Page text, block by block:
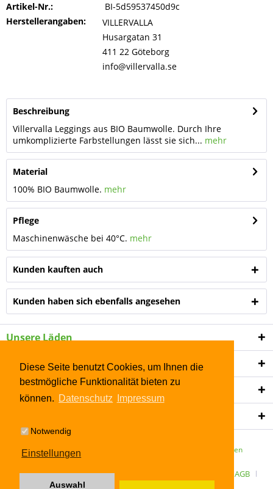
Diese Seite benutzt Cookies, um Ihnen die
bestmögliche Funktionalität bieten zu
können. Datenschutz Impressum
Notwendig
Einstellungen
Auswahl
Artikel-Nr.:
BI-5d59537450d9c
Herstellerangaben:
VILLERVALLA
Husargatan 31
411 22 Göteborg
info@villervalla.se
Beschreibung
Villervalla Leggings aus BIO Baumwolle. Durch Ihre
umkomplizierte Farbstellungen lässt sie sich... mehr
Material
100% BIO Baumwolle. mehr
Pflege
Maschinenwäsche bei 40°C. mehr
Kunden kauften auch
Kunden haben sich ebenfalls angesehen
Unsere Läden
Shop Service
Informationen
* Alle Preise inkl. gesetzl. Mehrwertsteuer zzgl. Versandkosten
ÜBER UNS Kontakt Datenschutz AGB